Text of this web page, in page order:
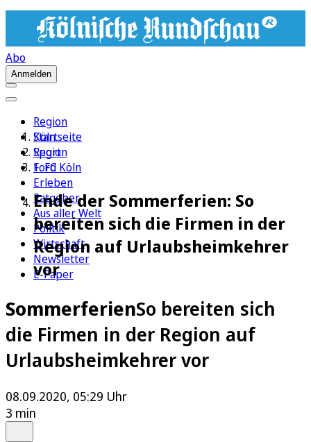
Abo
Anmelden
Region
Köln
Sport
1. FC Köln
Erleben
Ratgeber
Aus aller Welt
Politik
Wirtschaft
Newsletter
E-Paper
Startseite
Region
Ford
Ende der Sommerferien: So
bereiten sich die Firmen in der
Region auf Urlaubsheimkehrer
vor
SommerferienSo bereiten sich
die Firmen in der Region auf
Urlaubsheimkehrer vor
08.09.2020, 05:29 Uhr
3 min